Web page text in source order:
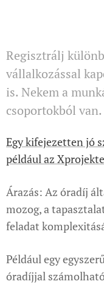
Regisztrálj
vállalkozással
is. Nekem a
csoportokból van.
Egy kifejezetten jó
például az
Árazás: Az óradíj
mozog, a
feladat
Például egy
óradíjjal